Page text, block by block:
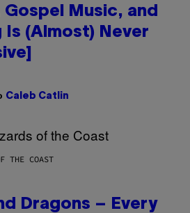
Music, and
Is (Almost) Never
Caleb Catlin
THE COAST
Dragons – Every